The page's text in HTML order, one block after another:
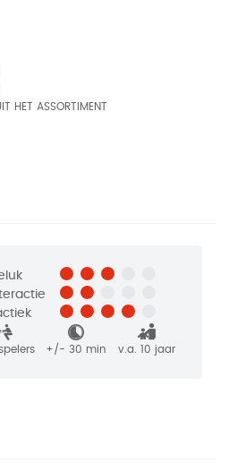
HET ASSORTIMENT
+/- 30 min v.a. 10 jaar